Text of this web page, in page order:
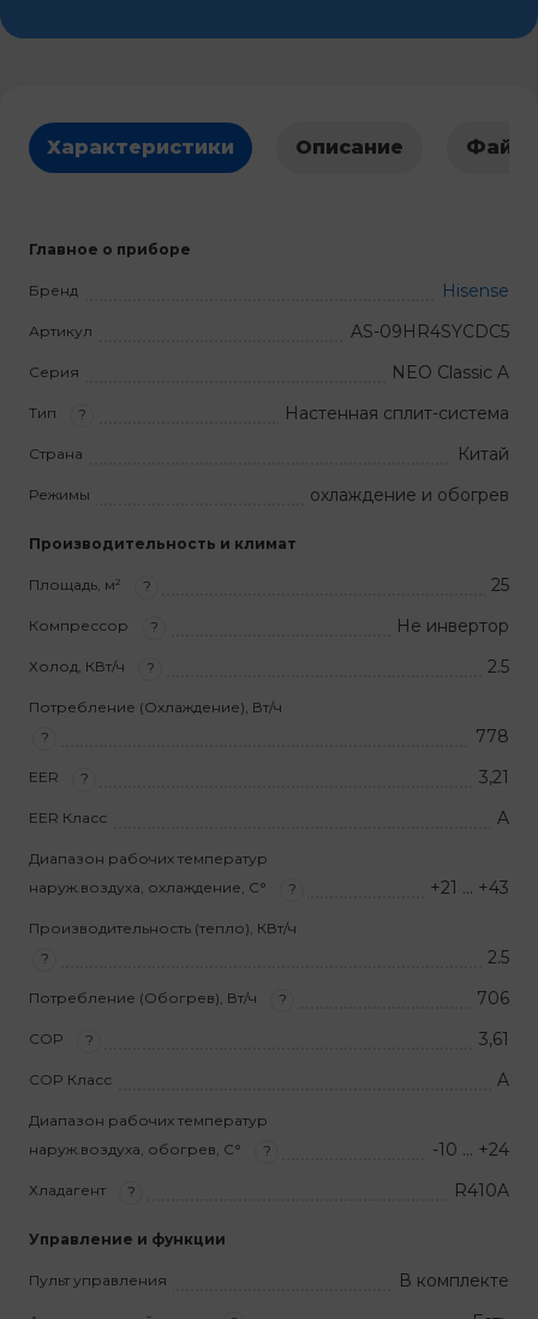
Характеристики Описание
Главное о приборе
Бренд Hisense
Артикул AS-09HR4SYCDC5
Серия NEO Classic A
Тип ? Настенная сплит-система
Страна Китай
Режимы охлаждение и обогрев
Производительность и климат
Площадь, м² ? 25
Компрессор ? Не инвертор
Холод, КВт/ч ? 2.5
Потребление (Охлаждение), Вт/ч
?
778
EER ? 3,21
EER Класс A
Диапазон рабочих температур
наруж.воздуха, охлаждение, С°
? +21 … +43
Производительность (тепло), КВт/ч
?
2.5
Потребление (Обогрев), Вт/ч ? 706
COP ? 3,61
COP Класс A
Диапазон рабочих температур
наруж.воздуха, обогрев, С°
? -10 … +24
Хладагент ? R410A
Управление и функции
Пульт управления В комплекте